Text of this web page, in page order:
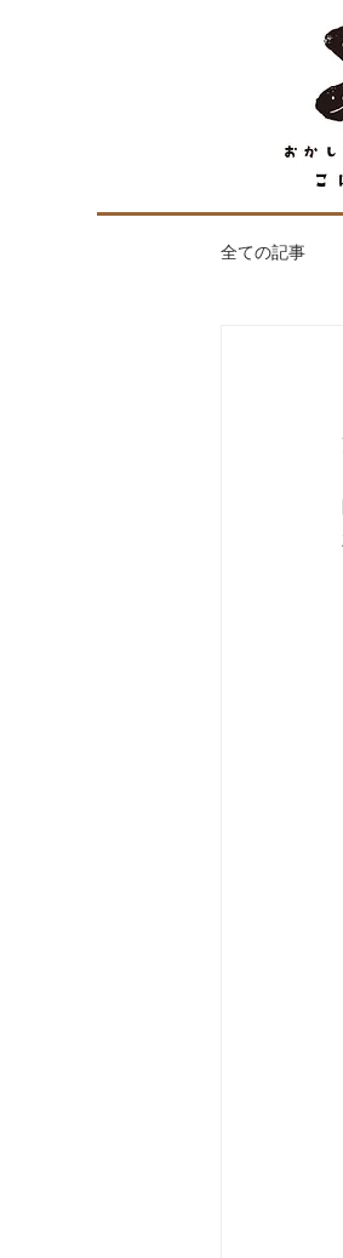
全ての記事
全く焼
出店、
工房